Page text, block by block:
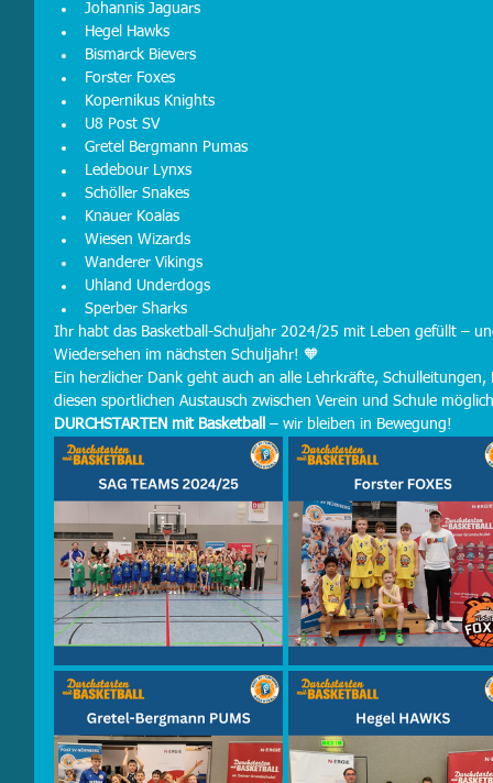
Johannis Jaguars
Hegel Hawks
Bismarck Bievers
Forster Foxes
Kopernikus Knights
U8 Post SV
Gretel Bergmann Pumas
Ledebour Lynxs
Schöller Snakes
Knauer Koalas
Wiesen Wizards
Wanderer Vikings
Uhland Underdogs
Sperber Sharks
Ihr habt das Basketball-Schuljahr 2024/25 mit Leben gefüllt –
Wiedersehen im nächsten Schuljahr! 🧡
Ein herzlicher Dank geht auch an alle Lehrkräfte,
diesen sportlichen Austausch zwischen Verein und Schule
DURCHSTARTEN mit Basketball
– wir bleiben in Bewegung!